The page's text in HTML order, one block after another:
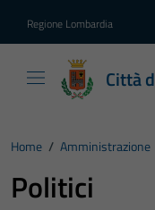
Regione Lombardia
Città
Home / Amministrazione
Politici